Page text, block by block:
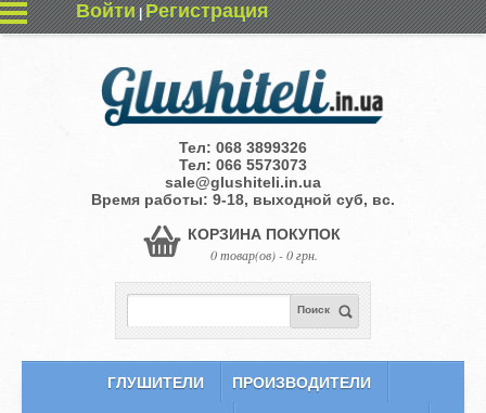
Войти|Регистрация
Тел: 068 3899326
Тел: 066 5573073
sale@glushiteli.in.ua
Время работы: 9-18, выходной суб, вс.
КОРЗИНА ПОКУПОК
0 товар(ов) - 0 грн.
Поиск
ГЛУШИТЕЛИ ПРОИЗВОДИТЕЛИ